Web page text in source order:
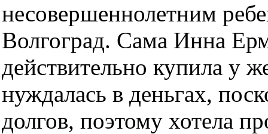
несовершеннолетним
Волгоград. Сама Инна
действительно купила у
нуждалась в деньгах,
долгов, поэтому хотела